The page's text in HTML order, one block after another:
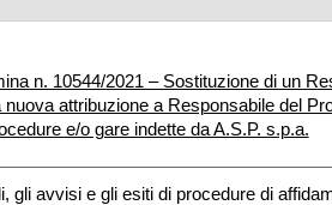
n. 10544/2021 – Sostituzione di un
nuova attribuzione a Responsabile del
e/o gare indette da A.S.P. s.p.a.
gli avvisi e gli esiti di procedure di